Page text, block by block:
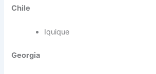
Chile
Iquique
Georgia